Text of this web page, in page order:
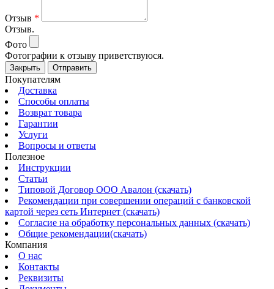
Отзыв *
Отзыв.
Фото
Фотографии к отзыву приветствуюся.
Закрыть Отправить
Покупателям
Доставка
Способы оплаты
Возврат товара
Гарантии
Услуги
Вопросы и ответы
Полезное
Инструкции
Статьи
Типовой Договор ООО Авалон (скачать)
Рекомендации при совершении операций с банковской
картой через сеть Интернет (скачать)
Согласие на обработку персональных данных (скачать)
Общие рекомендации(скачать)
Компания
О нас
Контакты
Реквизиты